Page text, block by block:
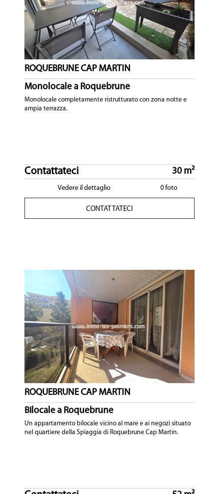
ROQUEBRUNE CAP MARTIN
Monolocale a Roquebrune
Monolocale completamente ristrutturato con zona notte e
ampia terrazza.
Contattateci 30 m²
Vedere il dettaglio 0 foto
CONTATTATECI
ROQUEBRUNE CAP MARTIN
Bilocale a Roquebrune
Un appartamento bilocale vicino al mare e ai negozi situato
nel quartiere della Spiaggia di Roquebrune Cap Martin.